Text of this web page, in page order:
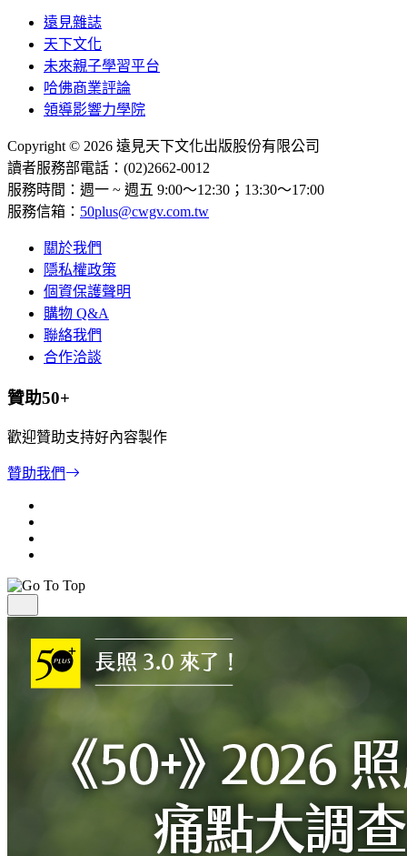
遠見雜誌
天下文化
未來親子學習平台
哈佛商業評論
領導影響力學院
Copyright © 2026 遠見天下文化出版股份有限公司
讀者服務部電話：(02)2662-0012
服務時間：週一 ~ 週五 9:00～12:30；13:30～17:00
服務信箱： 50plus@cwgv.com.tw
關於我們
隱私權政策
個資保護聲明
購物 Q&A
聯絡我們
合作洽談
贊助50+
歡迎贊助支持好內容製作
贊助我們